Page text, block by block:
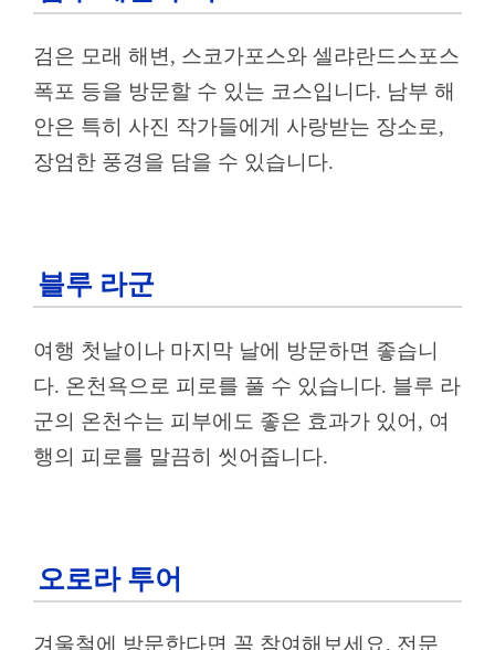
검은 모래 해변, 스코가포스와 셀랴란드스포스
폭포 등을 방문할 수 있는 코스입니다. 남부 해
안은 특히 사진 작가들에게 사랑받는 장소로,
장엄한 풍경을 담을 수 있습니다.
블루 라군
여행 첫날이나 마지막 날에 방문하면 좋습니
다. 온천욕으로 피로를 풀 수 있습니다. 블루 라
군의 온천수는 피부에도 좋은 효과가 있어, 여
행의 피로를 말끔히 씻어줍니다.
오로라 투어
겨울철에 방문한다면 꼭 참여해보세요. 전문